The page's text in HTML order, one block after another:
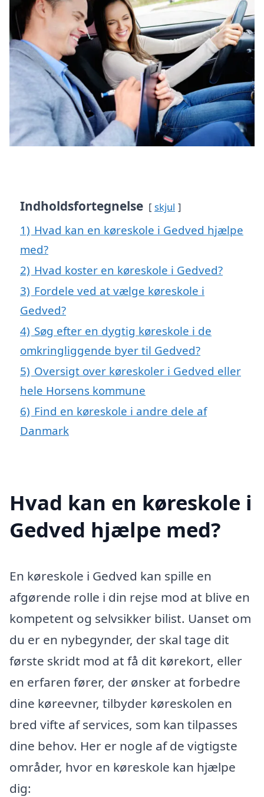
Indholdsfortegnelse skjul
1) Hvad kan en køreskole i Gedved hjælpe
med?
2) Hvad koster en køreskole i Gedved?
3) Fordele ved at vælge køreskole i
Gedved?
4) Søg efter en dygtig køreskole i de
omkringliggende byer til Gedved?
5) Oversigt over køreskoler i Gedved eller
hele Horsens kommune
6) Find en køreskole i andre dele af
Danmark
Hvad kan en køreskole i
Gedved hjælpe med?
En køreskole i Gedved kan spille en
afgørende rolle i din rejse mod at blive en
kompetent og selvsikker bilist. Uanset om
du er en nybegynder, der skal tage dit
første skridt mod at få dit kørekort, eller
en erfaren fører, der ønsker at forbedre
dine køreevner, tilbyder køreskolen en
bred vifte af services, som kan tilpasses
dine behov. Her er nogle af de vigtigste
områder, hvor en køreskole kan hjælpe
dig: